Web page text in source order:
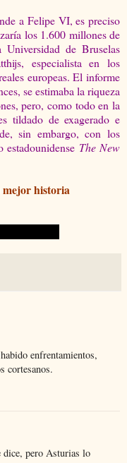
a Felipe VI, es preciso
los 1.600 millones de
de Bruselas
especialista en los
europeas. El informe
se estimaba la riqueza
pero, como todo en la
tildado de exagerado e
sin embargo, con los
The New
mejor historia
enfrentamientos,
cortesanos.
pero Asturias lo